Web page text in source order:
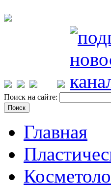
Поиск на сайте:
Главная